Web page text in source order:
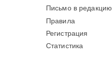
Письмо в редакцию
Правила
Регистрация
Статистика